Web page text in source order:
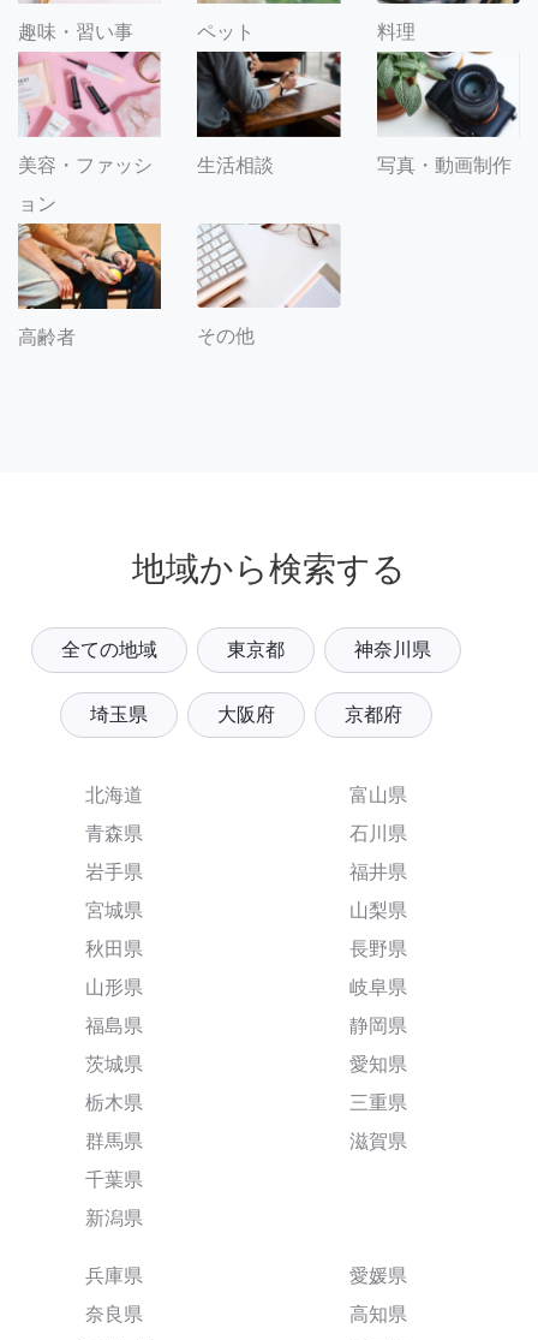
趣味・習い事 ペット 料理
美容・ファッシ
ョン
生活相談 写真・動画制作
高齢者 その他
地域から検索する
全ての地域 東京都 神奈川県
埼玉県 大阪府 京都府
北海道
青森県
岩手県
宮城県
秋田県
山形県
福島県
茨城県
栃木県
群馬県
千葉県
新潟県
富山県
石川県
福井県
山梨県
長野県
岐阜県
静岡県
愛知県
三重県
滋賀県
兵庫県
奈良県
愛媛県
高知県